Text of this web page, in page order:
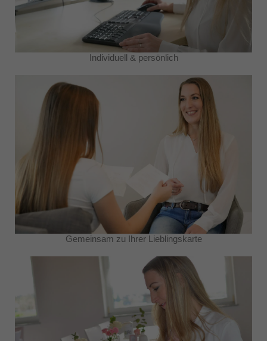
Individuell & persönlich
Gemeinsam zu Ihrer Lieblingskarte